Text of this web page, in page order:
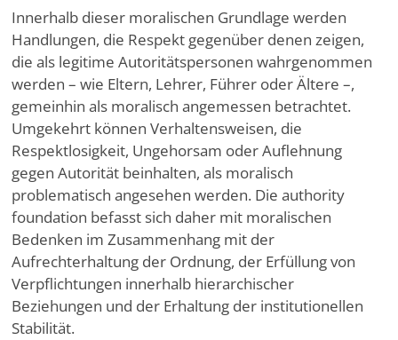
Innerhalb dieser moralischen Grundlage werden
Handlungen, die Respekt gegenüber denen zeigen,
die als legitime Autoritätspersonen wahrgenommen
werden – wie Eltern, Lehrer, Führer oder Ältere –,
gemeinhin als moralisch angemessen betrachtet.
Umgekehrt können Verhaltensweisen, die
Respektlosigkeit, Ungehorsam oder Auflehnung
gegen Autorität beinhalten, als moralisch
problematisch angesehen werden. Die authority
foundation befasst sich daher mit moralischen
Bedenken im Zusammenhang mit der
Aufrechterhaltung der Ordnung, der Erfüllung von
Verpflichtungen innerhalb hierarchischer
Beziehungen und der Erhaltung der institutionellen
Stabilität.